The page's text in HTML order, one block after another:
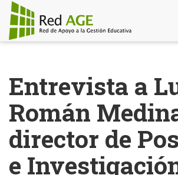
contenido
principal
Entrevista a
Román
director de
e